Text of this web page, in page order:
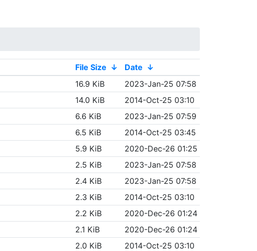
File Size ↓ Date ↓
16.9 KiB
2023-Jan-25 07:58
14.0 KiB
2014-Oct-25 03:10
6.6 KiB
2023-Jan-25 07:59
6.5 KiB
2014-Oct-25 03:45
5.9 KiB
2020-Dec-26 01:25
2.5 KiB
2023-Jan-25 07:58
2.4 KiB
2023-Jan-25 07:58
2.3 KiB
2014-Oct-25 03:10
2.2 KiB
2020-Dec-26 01:24
2.1 KiB
2020-Dec-26 01:24
2.0 KiB 2014-Oct-25 03:10